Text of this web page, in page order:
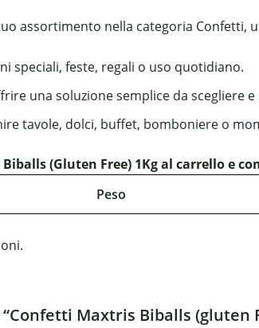
assortimento nella categoria Confetti,
speciali, feste, regali o uso quotidiano.
una soluzione semplice da scegliere
tavole, dolci, buffet, bomboniere o
(Gluten Free) 1Kg al carrello e
Peso
Maxtris Biballs (gluten